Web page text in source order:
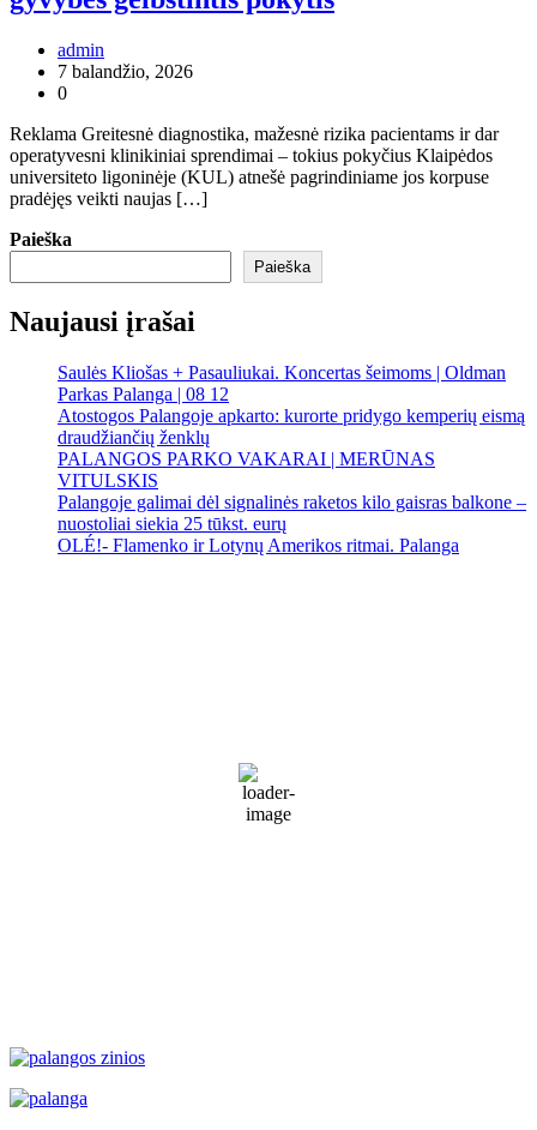
admin
7 balandžio, 2026
0
Reklama Greitesnė diagnostika, mažesnė rizika pacientams ir dar
operatyvesni klinikiniai sprendimai – tokius pokyčius Klaipėdos
universiteto ligoninėje (KUL) atnešė pagrindiniame jos korpuse
pradėjęs veikti naujas […]
Paieška
Paieška
Naujausi įrašai
Saulės Kliošas + Pasauliukai. Koncertas šeimoms | Oldman
Parkas Palanga | 08 12
Atostogos Palangoje apkarto: kurorte pridygo kemperių eismą
draudžiančių ženklų
PALANGOS PARKO VAKARAI | MERŪNAS
VITULSKIS
Palangoje galimai dėl signalinės raketos kilo gaisras balkone –
nuostoliai siekia 25 tūkst. eurų
OLÉ!- Flamenko ir Lotynų Amerikos ritmai. Palanga
73 %
1015 mb